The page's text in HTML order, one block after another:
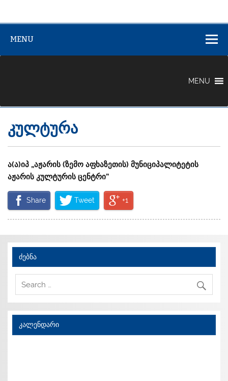
აფხაზეთის)
MENU
MENU
კულტურა
ა(ა)იპ „აჟარის (ზემო აფხაზეთის) მუნიციპალიტეტის
აჟარის კულტურის ცენტრი”
Share Tweet +1
ძებნა
კალენდარი